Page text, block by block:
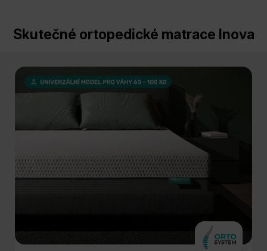
Skutečné ortopedické matrace Inova